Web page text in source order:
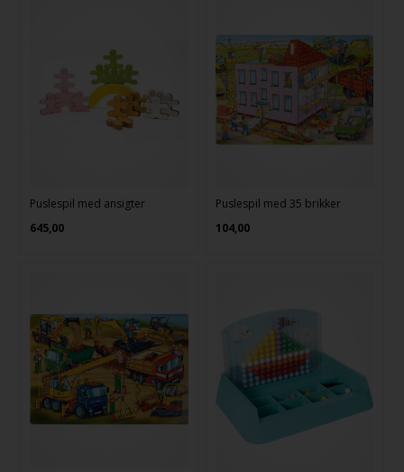
Puslespil med ansigter
645,00
Puslespil med 35 brikker
104,00